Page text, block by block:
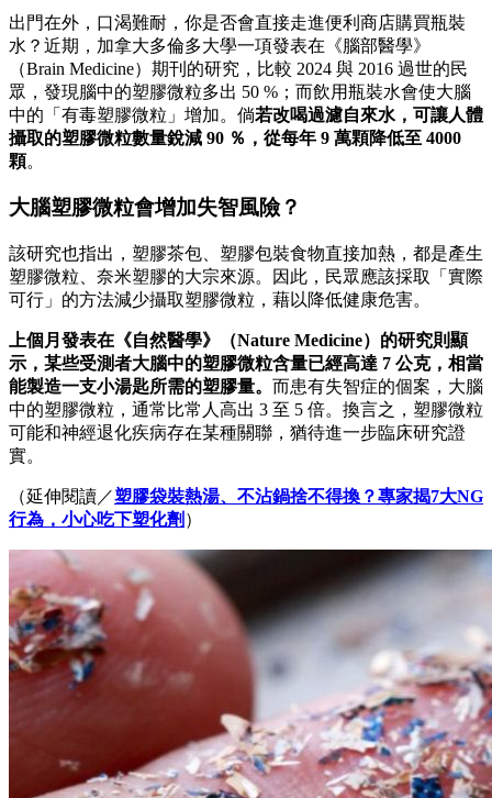
出門在外，口渴難耐，你是否會直接走進便利商店購買瓶裝
水？近期，加拿大多倫多大學一項發表在《腦部醫學》
（Brain Medicine）期刊的研究，比較 2024 與 2016 過世的民
眾，發現腦中的塑膠微粒多出 50 %；而飲用瓶裝水會使大腦
中的「有毒塑膠微粒」增加。倘若改喝過濾自來水，可讓人體
攝取的塑膠微粒數量銳減 90 ％，從每年 9 萬顆降低至 4000
顆。
大腦塑膠微粒會增加失智風險？
該研究也指出，塑膠茶包、塑膠包裝食物直接加熱，都是產生
塑膠微粒、奈米塑膠的大宗來源。因此，民眾應該採取「實際
可行」的方法減少攝取塑膠微粒，藉以降低健康危害。
上個月發表在《自然醫學》（Nature Medicine）的研究則顯
示，某些受測者大腦中的塑膠微粒含量已經高達 7 公克，相當
能製造一支小湯匙所需的塑膠量。 而患有失智症的個案，大腦
中的塑膠微粒，通常比常人高出 3 至 5 倍。換言之，塑膠微粒
可能和神經退化疾病存在某種關聯，猶待進一步臨床研究證
實。
（延伸閱讀／塑膠袋裝熱湯、不沾鍋捨不得換？專家揭7大NG
行為，小心吃下塑化劑 ）